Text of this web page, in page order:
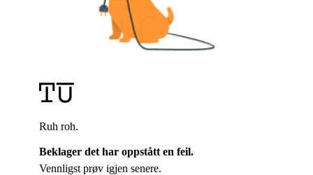
Ruh roh.
Beklager det har oppstått en feil.
Vennligst prøv igjen senere.